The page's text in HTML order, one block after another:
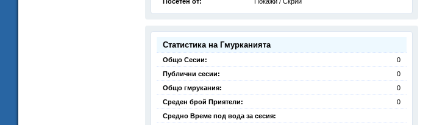
Статистика на Гмурканията
Общо Сесии:
0
Публични сесии:
0
Общо гмрукания:
0
Среден брой Приятели:
0
Средно Време под вода за сесия: